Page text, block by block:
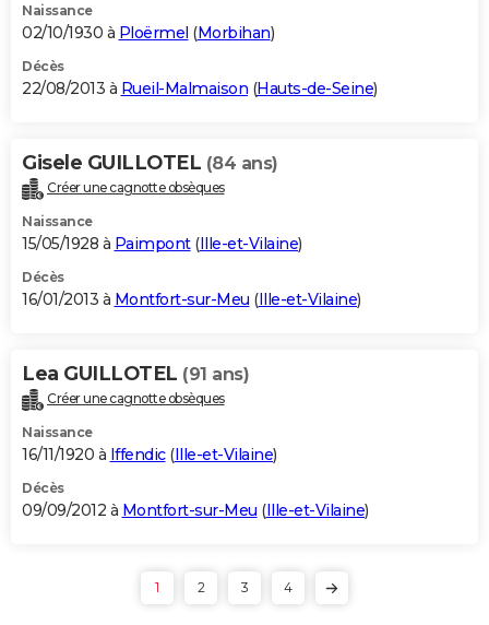
Naissance
02/10/1930 à Ploërmel (Morbihan)
Décès
22/08/2013 à Rueil-Malmaison (Hauts-de-Seine)
Gisele GUILLOTEL (84 ans)
Créer une cagnotte obsèques
Naissance
15/05/1928 à Paimpont(Ille-et-Vilaine)
Décès
16/01/2013 à Montfort-sur-Meu (Ille-et-Vilaine)
Lea GUILLOTEL (91 ans)
Créer une cagnotte obsèques
Naissance
16/11/1920 à Iffendic(Ille-et-Vilaine)
Décès
09/09/2012 à Montfort-sur-Meu (Ille-et-Vilaine)
1 2 3 4